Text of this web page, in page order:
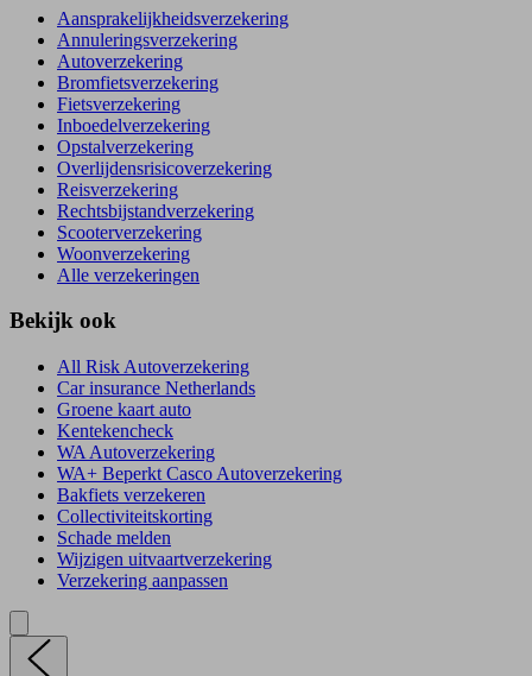
Aansprakelijkheidsverzekering
Annuleringsverzekering
Autoverzekering
Bromfietsverzekering
Fietsverzekering
Inboedelverzekering
Opstalverzekering
Overlijdensrisicoverzekering
Reisverzekering
Rechtsbijstandverzekering
Scooterverzekering
Woonverzekering
Alle verzekeringen
Bekijk ook
All Risk Autoverzekering
Car insurance Netherlands
Groene kaart auto
Kentekencheck
WA Autoverzekering
WA+ Beperkt Casco Autoverzekering
Bakfiets verzekeren
Collectiviteitskorting
Schade melden
Wijzigen uitvaartverzekering
Verzekering aanpassen